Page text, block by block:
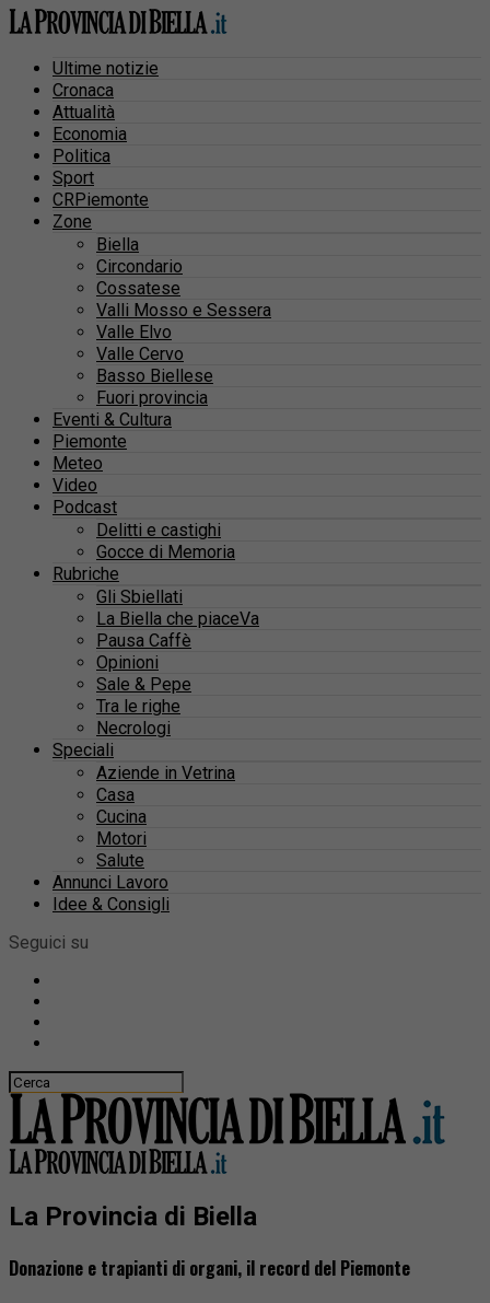
Ultime notizie
Cronaca
Attualità
Economia
Politica
Sport
CRPiemonte
Zone
Biella
Circondario
Cossatese
Valli Mosso e Sessera
Valle Elvo
Valle Cervo
Basso Biellese
Fuori provincia
Eventi & Cultura
Piemonte
Meteo
Video
Podcast
Delitti e castighi
Gocce di Memoria
Rubriche
Gli Sbiellati
La Biella che piaceVa
Pausa Caffè
Opinioni
Sale & Pepe
Tra le righe
Necrologi
Speciali
Aziende in Vetrina
Casa
Cucina
Motori
Salute
Annunci Lavoro
Idee & Consigli
Seguici su
La Provincia di Biella
Donazione e trapianti di organi, il record del Piemonte